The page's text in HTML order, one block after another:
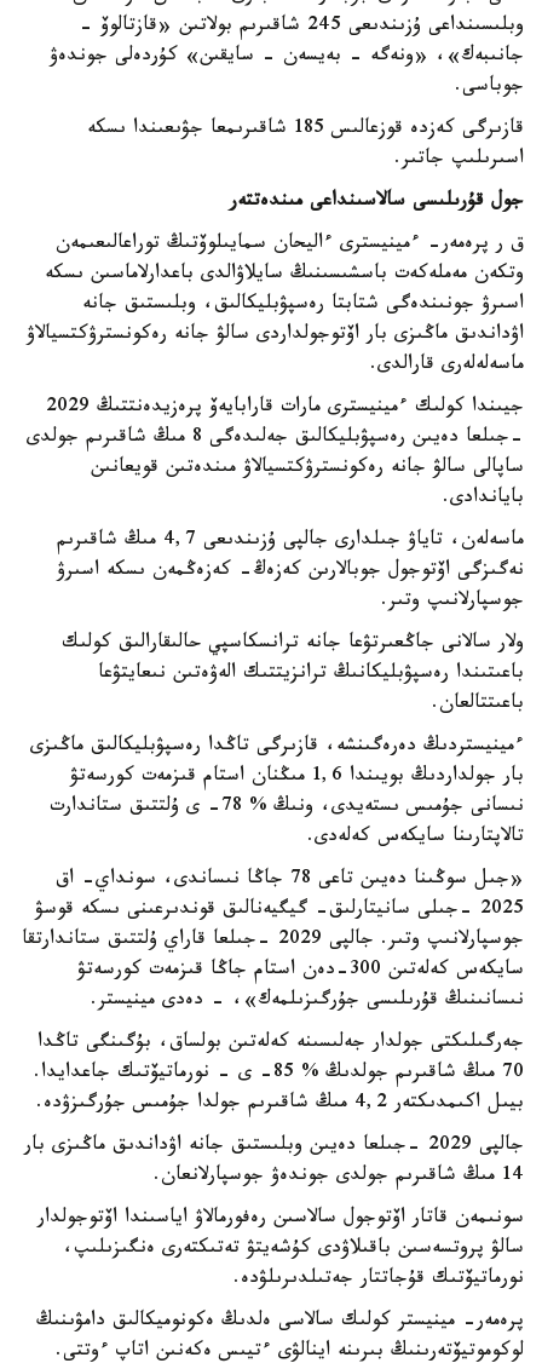
وبلىسىنداعى ۇزىندىعى 245 شاقىرىم بولاتىن «قازتالوۆ -
جانىبەك»، «ونەگە - بەيسەن - سايقىن» كۇردەلى جوندەۋ
جوباسى.
قازىرگى كەزدە قوزعالىس 185 شاقىرىمعا جۋىعىندا ىسكە
اسىرىلىپ جاتىر.
جول قۇرىلىسى سالاسىنداعى مىندەتتەر
ق ر پرەمەر- ءمينيسترى ءاليحان سمايىلوۆتىڭ توراعالىعىمەن
وتكەن مەملەكەت باسشىسىنىڭ سايلاۋالدى باعدارلاماسىن ىسكە
اسىرۋ جونىندەگى شتابتا رەسپۋبليكالىق، وبلىستىق جانە
اۋداندىق ماڭىزى بار اۆتوجولداردى سالۋ جانە رەكونسترۋكتسيالاۋ
ماسەلەلەرى قارالدى.
جيىندا كولىك ءمينيسترى مارات قارابايەۆ پرەزيدەنتتىڭ 2029
-جىلعا دەيىن رەسپۋبليكالىق جەلىدەگى 8 مىڭ شاقىرىم جولدى
ساپالى سالۋ جانە رەكونسترۋكتسيالاۋ مىندەتىن قويعانىن
باياندادى.
ماسەلەن، تاياۋ جىلدارى جالپى ۇزىندىعى 4,7 مىڭ شاقىرىم
نەگىزگى اۆتوجول جوبالارىن كەزەڭ- كەزەڭمەن ىسكە اسىرۋ
جوسپارلانىپ وتىر.
ولار سالانى جاڭعىرتۋعا جانە ترانسكاسپي حالىقارالىق كولىك
باعىتىندا رەسپۋبليكانىڭ ترانزيتتىك الەۋەتىن نىعايتۋعا
باعىتتالعان.
ءمينيستردىڭ دەرەگىنشە، قازىرگى تاڭدا رەسپۋبليكالىق ماڭىزى
بار جولداردىڭ بويىندا 1,6 مىڭنان استام قىزمەت كورسەتۋ
نىسانى جۇمىس ىستەيدى، ونىڭ % 78- ى ۇلتتىق ستاندارت
تالاپتارىنا سايكەس كەلەدى.
«جىل سوڭىنا دەيىن تاعى 78 جاڭا نىساندى، سونداي- اق
2025 -جىلى سانيتارلىق- گيگيەنالىق قوندىرعىنى ىسكە قوسۋ
جوسپارلانىپ وتىر. جالپى 2029 -جىلعا قاراي ۇلتتىق ستاندارتقا
سايكەس كەلەتىن 300-دەن استام جاڭا قىزمەت كورسەتۋ
نىسانىنىڭ قۇرىلىسى جۇرگىزىلمەك»، - دەدى مينيستر.
جەرگىلىكتى جولدار جەلىسىنە كەلەتىن بولساق، بۇگىنگى تاڭدا
70 مىڭ شاقىرىم جولدىڭ % 85- ى - نورماتيۆتىك جاعدايدا.
بيىل اكىمدىكتەر 4,2 مىڭ شاقىرىم جولدا جۇمىس جۇرگىزۋدە.
جالپى 2029 -جىلعا دەيىن وبلىستىق جانە اۋداندىق ماڭىزى بار
14 مىڭ شاقىرىم جولدى جوندەۋ جوسپارلانعان.
سونىمەن قاتار اۆتوجول سالاسىن رەفورمالاۋ اياسىندا اۆتوجولدار
سالۋ پروتسەسىن باقىلاۋدى كۇشەيتۋ تەتىكتەرى ەنگىزىلىپ،
نورماتيۆتىك قۇجاتتار جەتىلدىرىلۋدە.
پرەمەر- مينيستر كولىك سالاسى ەلدىڭ ەكونوميكالىق دامۋىنىڭ
لوكوموتيۆتەرىنىڭ بىرىنە اينالۋى ءتيىس ەكەنىن اتاپ ءوتتى.